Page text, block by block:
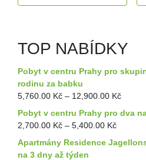
TOP NABÍDKY
Pobyt v centru Prahy pro
rodinu za babku
5,760.00 Kč – 12,900.00 Kč
Pobyt v centru Prahy pro dva
2,700.00 Kč – 5,400.00 Kč
Apartmány Residence
na 3 dny až týden